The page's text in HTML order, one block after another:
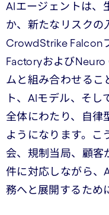
AIエージェントは、
か、新たなリスクの
CrowdStrike Falcon
Factoryおよび
ムと組み合わせるこ
ト、AIモデル、そし
全体にわたり、自律
ようになります。こ
会、規制当局、顧客
件に対応しながら、
務へと展開するため